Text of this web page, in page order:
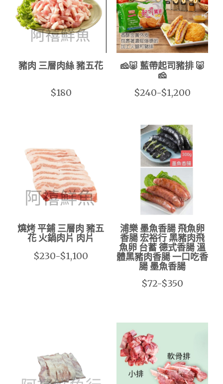
豬肉 三層肉絲 豬五花
$180
🧀🐷 藍帶起司豬排 🐷
🧀
$240-$1,200
燒烤 平鋪 三層肉 豬五
花 火鍋肉片 肉片
$230-$1,100
浦樂 墨魚香腸 飛魚卵
香腸 宏裕行 黑豬肉飛
魚卵 台蓄 德式香腸 溫
體黑豬肉香腸 一口吃香
腸 墨魚香腸
$72-$350